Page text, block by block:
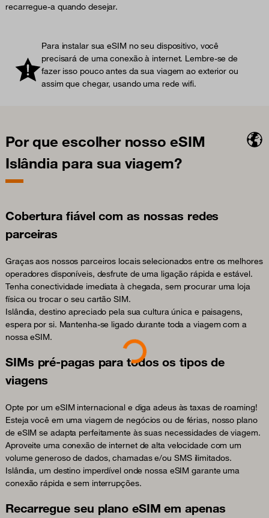
recarregue-a quando desejar.
Para instalar sua eSIM no seu dispositivo, você
precisará de uma conexão à internet. Lembre-se de
fazer isso pouco antes da sua viagem ao exterior ou
assim que chegar, usando uma rede wifi.
Por que escolher nosso eSIM
Islândia para sua viagem?
Cobertura fiável com as nossas redes
parceiras
Graças aos nossos parceiros locais selecionados entre os melhores
operadores disponíveis, desfrute de uma ligação rápida e estável.
Tenha conectividade imediata à chegada, sem procurar uma loja
física ou trocar o seu cartão SIM.
Islândia, destino apreciado pela sua cultura única e paisagens,
espera por si. Mantenha-se ligado durante toda a viagem com a
nossa eSIM.
SIMs pré-pagas para todos os tipos de
viagens
Opte por um eSIM internacional e diga adeus às taxas de roaming!
Esteja você em uma viagem de negócios ou de férias, nosso plano
de eSIM se adapta perfeitamente às suas necessidades de viagem.
Aproveite uma conexão de internet de alta velocidade com um
volume generoso de dados, chamadas e/ou SMS ilimitados.
Islândia, um destino imperdível onde nossa eSIM garante uma
conexão rápida e sem interrupções.
Recarregue seu plano eSIM em apenas
Loading...